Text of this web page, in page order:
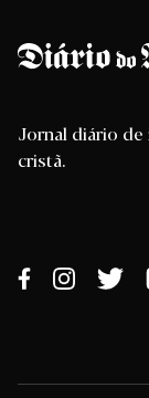
Jornal diário
cristã.